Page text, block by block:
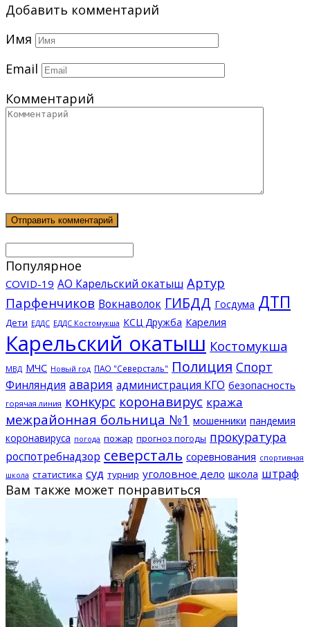
Добавить комментарий
Имя
Email
Комментарий
Популярное
COVID-19 АО Карельский окатыш Артур
Парфенчиков Вокнаволок ГИБДД Госдума ДТП
Дети ЕДДС ЕДДС Костомукша КСЦ Дружба Карелия
Карельский окатыш Костомукша
МВД МЧС Новый год ПАО "Северсталь" Полиция Спорт
Финляндия авария администрация КГО безопасность
горячая линия конкурс коронавирус кража
межрайонная больница №1 мошенники пандемия
коронавируса погода пожар прогноз погоды прокуратура
роспотребнадзор северсталь соревнования спортивная
школа статистика суд турнир уголовное дело школа штраф
Вам также может понравиться